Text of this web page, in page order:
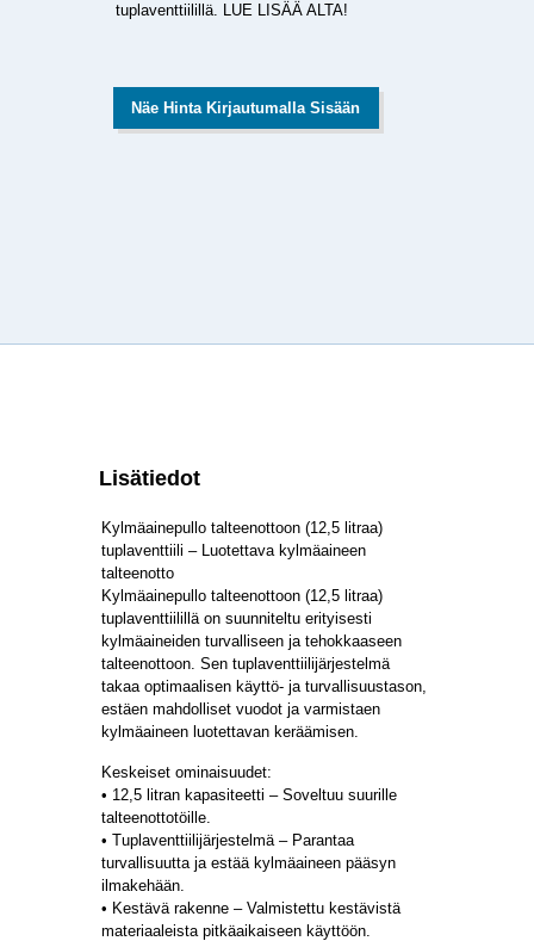
tuplaventtiilillä. LUE LISÄÄ ALTA!
Näe Hinta Kirjautumalla Sisään
Lisätiedot
Kylmäainepullo talteenottoon (12,5 litraa)
tuplaventtiili – Luotettava kylmäaineen
talteenotto
Kylmäainepullo talteenottoon (12,5 litraa)
tuplaventtiilillä on suunniteltu erityisesti
kylmäaineiden turvalliseen ja tehokkaaseen
talteenottoon. Sen tuplaventtiilijärjestelmä
takaa optimaalisen käyttö- ja turvallisuustason,
estäen mahdolliset vuodot ja varmistaen
kylmäaineen luotettavan keräämisen.
Keskeiset ominaisuudet:
• 12,5 litran kapasiteetti – Soveltuu suurille
talteenottotöille.
• Tuplaventtiilijärjestelmä – Parantaa
turvallisuutta ja estää kylmäaineen pääsyn
ilmakehään.
• Kestävä rakenne – Valmistettu kestävistä
materiaaleista pitkäaikaiseen käyttöön.